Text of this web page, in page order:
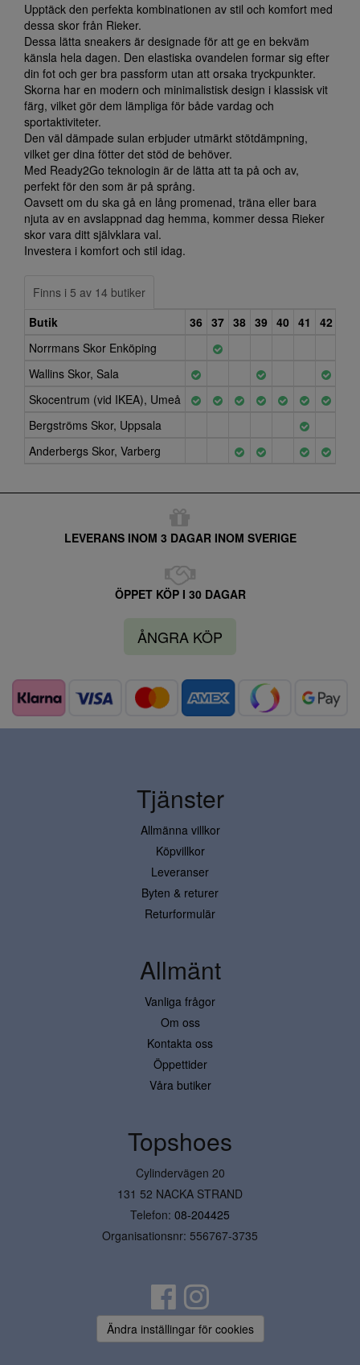
Upptäck den perfekta kombinationen av stil och komfort med
dessa skor från Rieker.
Dessa lätta sneakers är designade för att ge en bekväm
känsla hela dagen. Den elastiska ovandelen formar sig efter
din fot och ger bra passform utan att orsaka tryckpunkter.
Skorna har en modern och minimalistisk design i klassisk vit
färg, vilket gör dem lämpliga för både vardag och
sportaktiviteter.
Den väl dämpade sulan erbjuder utmärkt stötdämpning,
vilket ger dina fötter det stöd de behöver.
Med Ready2Go teknologin är de lätta att ta på och av,
perfekt för den som är på språng.
Oavsett om du ska gå en lång promenad, träna eller bara
njuta av en avslappnad dag hemma, kommer dessa Rieker
skor vara ditt självklara val.
Investera i komfort och stil idag.
Finns i 5 av 14 butiker
Butik
36 37 38 39 40 41
42
Norrmans Skor Enköping
Wallins Skor, Sala
Skocentrum (vid IKEA), Umeå
Bergströms Skor, Uppsala
Anderbergs Skor, Varberg
LEVERANS INOM 3 DAGAR INOM SVERIGE
ÖPPET KÖP I 30 DAGAR
ÅNGRA KÖP
Tjänster
Allmänna villkor
Köpvillkor
Leveranser
Byten & returer
Returformulär
Allmänt
Vanliga frågor
Om oss
Kontakta oss
Öppettider
Våra butiker
Topshoes
Cylindervägen 20
131 52 NACKA STRAND
Telefon: 08-204425
Organisationsnr: 556767-3735
Ändra inställingar för cookies